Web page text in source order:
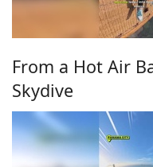
From a Hot Air
Skydive